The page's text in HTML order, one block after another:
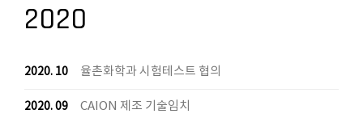
2020
2020. 10 율촌화학과 시험테스트 협의
2020. 09 CAION 제조 기술임치